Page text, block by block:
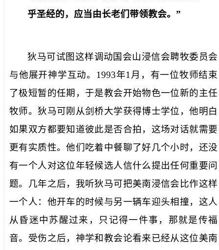
乎圣经的，应当由长老们带领教会。”
狄马可试图这样调动国会山浸信会聘牧委员会
与他展开神学互动。 1993年1 月，有一位牧师结束
了极短暂的任期，于是教会开始物色一位新的主任
牧师。狄马可刚从剑桥大学获得博士学位，他明白
如果双方都要知道彼此是否合拍，这场对话就需要
更有实质性。他们吃着中餐聊了好几个小时，还没
有一个人对这位年轻候选人信什么提出任何重要问
题。几年之后，我听狄马可把美南浸信会比作这样
一个人：他开车的时候与另一辆车迎头相撞，这人
从昏迷中苏醒过来，只记得一件事，那就是传福
音。受伤之后，神学和教会论看来已经从这位美南